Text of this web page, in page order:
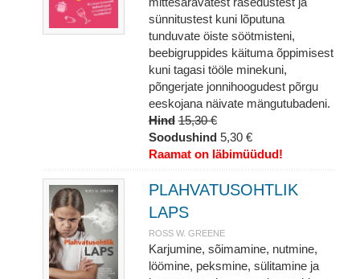
sünnitustest kuni lõputuna
tunduvate öiste söötmisteni,
beebigruppides käituma õppimisest
kuni tagasi tööle minekuni,
põngerjate jonnihoogudest põrgu
eeskojana näivate mängutubadeni.
Hind 15,30 €
Soodushind 5,30 €
Raamat on läbimüüdud!
PLAHVATUSOHTLIK
LAPS
ROSS W. GREENE
Karjumine, sõimamine, nutmine,
löömine, peksmine, sülitamine ja